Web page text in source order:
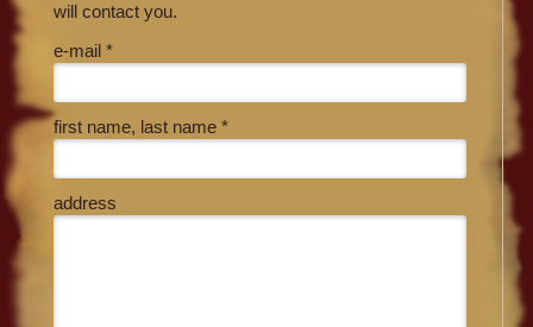
will contact you.
e-mail *
first name, last name *
address